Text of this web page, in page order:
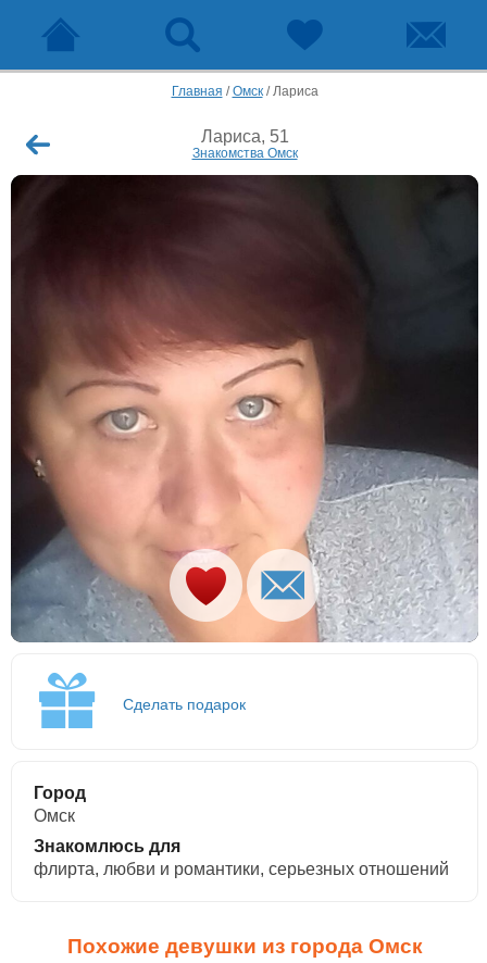
Главная /Омск/Лариса
Лариса, 51
Знакомства Омск
Сделать подарок
Город
Омск
Знакомлюсь для
флирта, любви и романтики, cерьезных отношений
Похожие девушки из города Омск